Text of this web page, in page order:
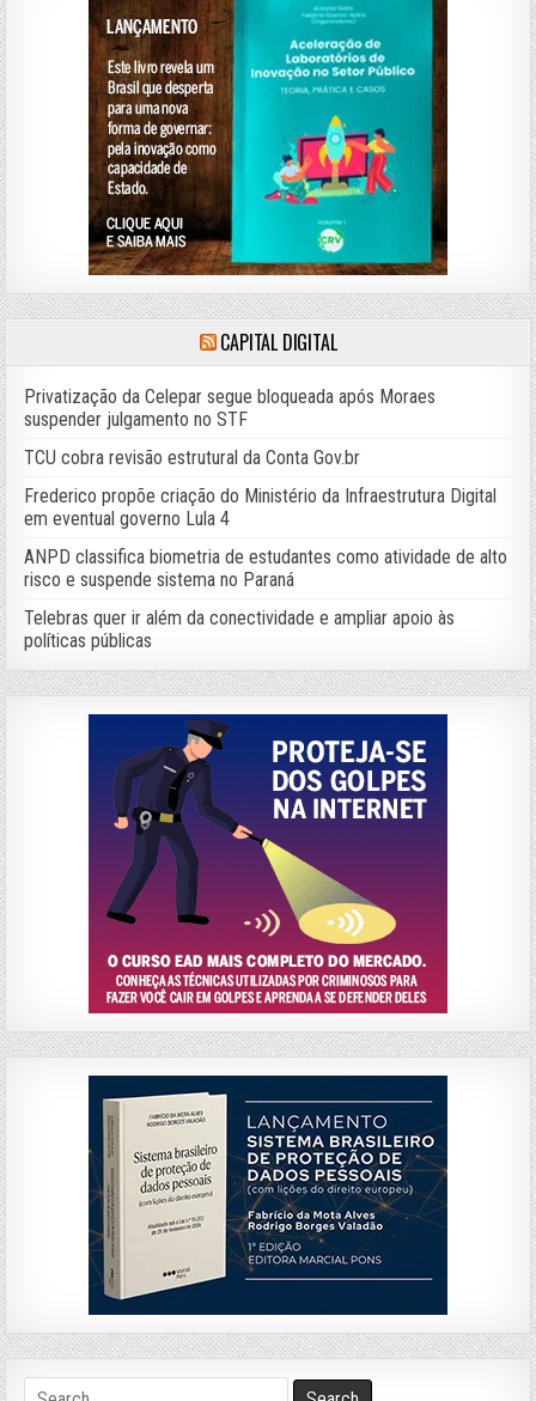
CAPITAL DIGITAL
Privatização da Celepar segue bloqueada após Moraes
suspender julgamento no STF
TCU cobra revisão estrutural da Conta Gov.br
Frederico propõe criação do Ministério da Infraestrutura Digital
em eventual governo Lula 4
ANPD classifica biometria de estudantes como atividade de alto
risco e suspende sistema no Paraná
Telebras quer ir além da conectividade e ampliar apoio às
políticas públicas
Search